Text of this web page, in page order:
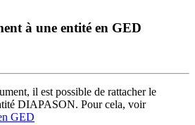
à une entité en GED
il est possible de rattacher le
DIAPASON. Pour cela, voir
GED